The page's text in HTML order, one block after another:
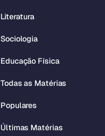
Literatura
Sociologia
Educação Física
Todas as Matérias
Populares
Últimas Matérias